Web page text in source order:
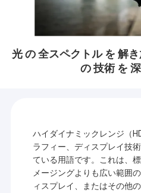
光 の 全スペクトル を 解
の 技術 を
ハイダイナミックレンジ（
ラフィー、ディスプレイ技
ている用語です。これは、
メージングよりも広い範囲
ィスプレイ、またはその他